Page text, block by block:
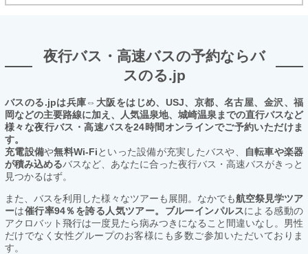
夜行バス・高速バスの予約ならバ
スのる.jp
バスのる.jpは兵庫⇔大阪をはじめ、USJ、京都、名古屋、金沢、福
岡などの主要路線に加え、人気温泉地、城崎温泉までの直行バスなど
様々な夜行バス・高速バスを24時間オンラインでご予約いただけま
す。
充電設備や無料Wi-Fiといった設備が充実したバスや、
自転車や楽器
が積み込めるバスなど、あなたに合った夜行バス・高速バスがきっと
見つかるはず。
また、バスを利用した様々なツアーも展開。なかでも航空祭見学ツア
ーは催行率94％を誇る人気ツアー。ブルーインパルスによる感動の
アクロバット飛行は一度見たら病みつきになること間違いなし。男性
だけでなく女性グループのお客様にも多数ご参加いただいておりま
す。